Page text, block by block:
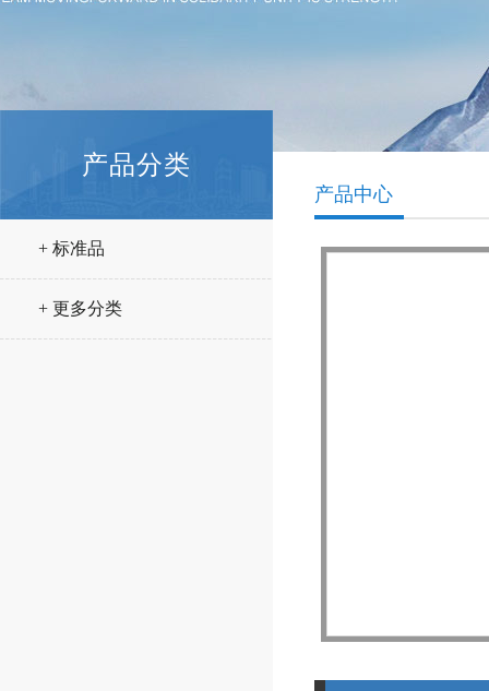
产品分类
+ 标准品
+ 更多分类
产品中心